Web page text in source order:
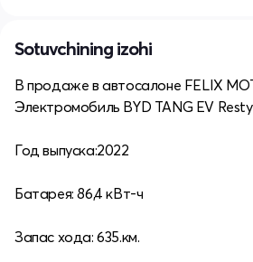
Sotuvchining izohi
В продаже в автосалоне FELIX
Электромобиль BYD TANG EV
Год выпуска:2022
Батарея: 86,4 кВт-ч
Запас хода: 635.км.